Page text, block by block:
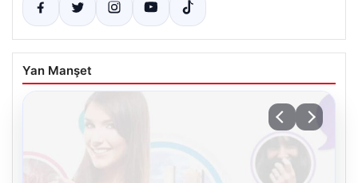
Yan Manşet